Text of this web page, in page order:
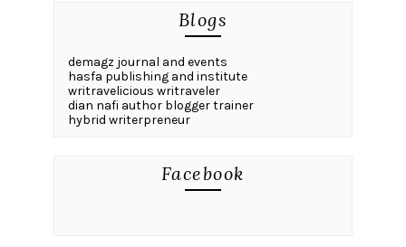
Blogs
demagz journal and events
hasfa publishing and institute
writravelicious writraveler
dian nafi author blogger trainer
hybrid writerpreneur
Facebook